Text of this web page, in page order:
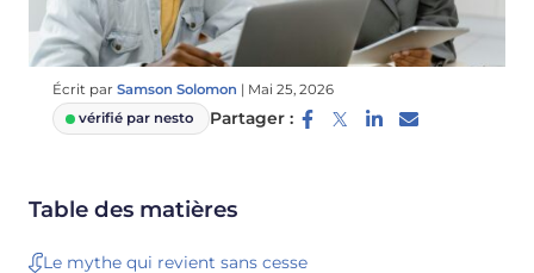
Écrit par Samson Solomon | Mai 25, 2026
vérifié par nesto
Partager :
Table des matières
Le mythe qui revient sans cesse